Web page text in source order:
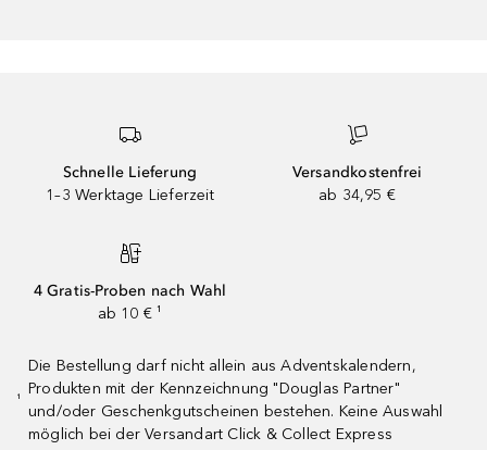
Schnelle Lieferung
1–3 Werktage Lieferzeit
Versandkostenfrei
ab 34,95 €
4 Gratis-Proben nach Wahl
ab 10 € ¹
¹
Die Bestellung darf nicht allein aus Adventskalendern,
Produkten mit der Kennzeichnung "Douglas Partner"
und/oder Geschenkgutscheinen bestehen. Keine Auswahl
möglich bei der Versandart Click & Collect Express